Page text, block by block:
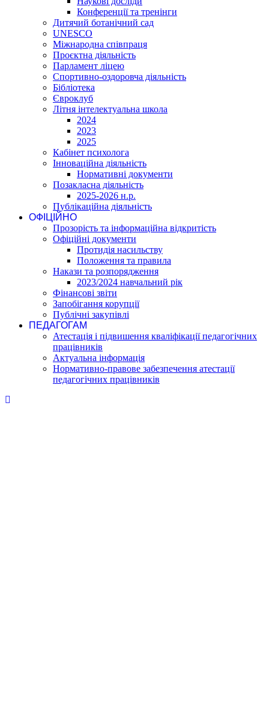
Конференції та тренінги
Дитячий ботанічний сад
UNESCO
Міжнародна співпраця
Проєктна діяльність
Парламент ліцею
Спортивно-оздоровча діяльність
Бібліотека
Євроклуб
Літня інтелектуальна школа
2024
2023
2025
Кабінет психолога
Інноваційна діяльність
Нормативні документи
Позакласна діяльність
2025-2026 н.р.
Публікаційна діяльність
ОФІЦІЙНО
Прозорість та інформаційна відкритість
Офіційні документи
Протидія насильству
Положення та правила
Накази та розпорядження
2023/2024 навчальний рік
Фінансові звіти
Запобігання корупції
Публічні закупівлі
ПЕДАГОГАМ
Атестація і підвишення кваліфікації педагогічних
працівників
Актуальна інформація
Нормативно-правове забезпечення атестації
педагогічних працівників